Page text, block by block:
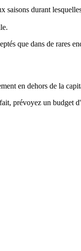
saisons durant
que dans de rares
en dehors de la
prévoyez un budget